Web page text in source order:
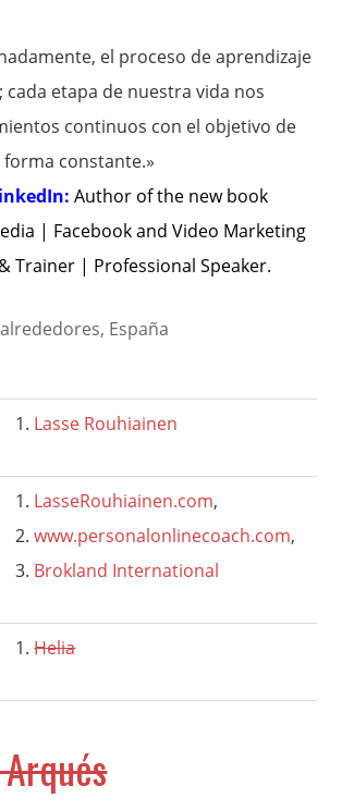
el proceso de aprendizaje
etapa de nuestra vida nos
continuos con el objetivo de
constante.»
Author of the new book
| Facebook and Video Marketing
Trainer | Professional Speaker.
España
Lasse Rouhiainen
LasseRouhiainen.com,
www.personalonlinecoach.com,
Brokland International
Helia